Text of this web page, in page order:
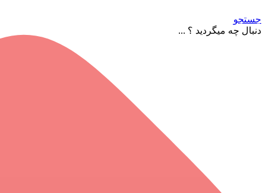
جستجو
دنبال چه میگردید ؟ ...